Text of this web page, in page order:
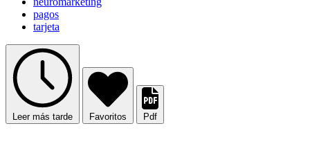
pagos
tarjeta
Leer más tarde Favoritos Pdf